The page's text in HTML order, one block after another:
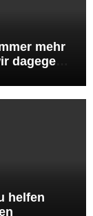
mehr
dagegen
helfen